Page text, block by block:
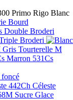
Bourd
Double Broderi
Broderi
Gris Tourterelle M
531Cs
442Ch Céleste
Sucre Glace